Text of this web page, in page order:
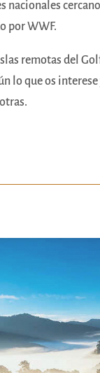
por WWF.
remotas del
lo que os